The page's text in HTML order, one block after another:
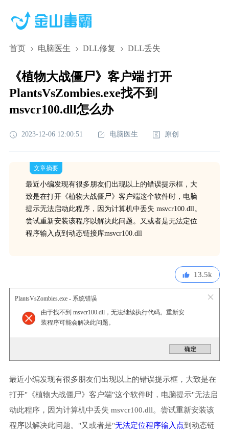
首页 电脑医生 DLL修复 DLL丢失
《植物大战僵尸》客户端 打开
PlantsVsZombies.exe找不到
msvcr100.dll怎么办
2023-12-06 12:00:51 电脑医生 原创
文章摘要
最近小编发现有很多朋友们出现以上的错误提示框，大
致是在打开《植物大战僵尸》客户端这个软件时，电脑
提示无法启动此程序，因为计算机中丢失 msvcr100.dll。
尝试重新安装该程序以解决此问题。又或者是无法定位
程序输入点到动态链接库msvcr100.dll
13.5k
PlantsVsZombies.exe - 系统错误
由于找不到 msvcr100.dll，无法继续执行代码。重新安
装程序可能会解决此问题。
最近小编发现有很多朋友们出现以上的错误提示框，大致是在
打开"《植物大战僵尸》客户端"这个软件时，电脑提示"无法启
动此程序，因为计算机中丢失 msvcr100.dll。尝试重新安装该
程序以解决此问题。"又或者是"无法定位程序输入点到动态链